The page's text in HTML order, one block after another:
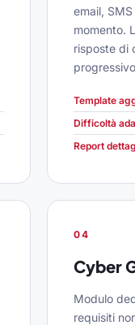
email,
momento.
risposte di
Template
Difficoltà
Report
04
Cyber
Modulo
requisiti